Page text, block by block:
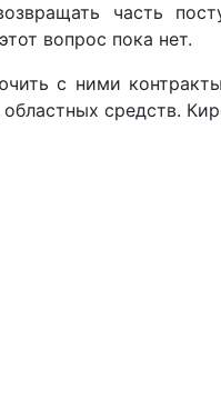
часть
вопрос пока нет.
с ними
средств.